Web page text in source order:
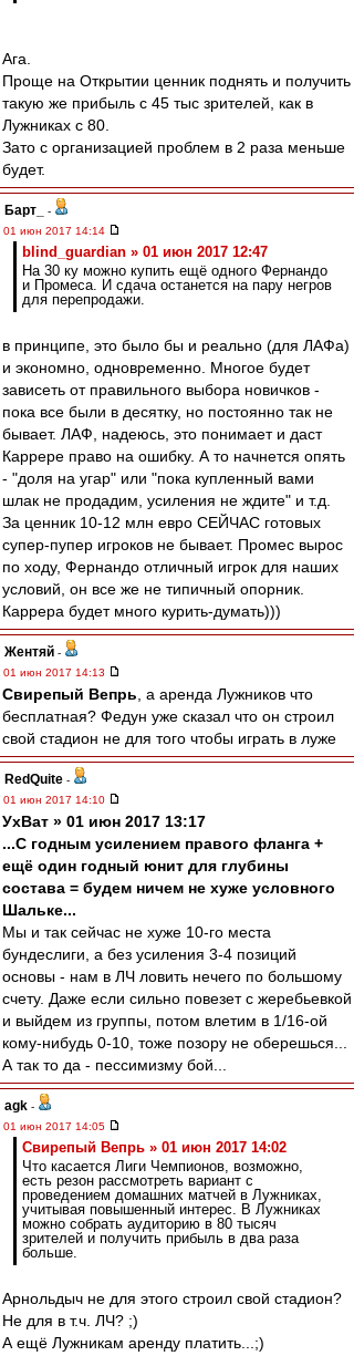
Ага.
Проще на Открытии ценник поднять и получить
такую же прибыль с 45 тыс зрителей, как в
Лужниках с 80.
Зато с организацией проблем в 2 раза меньше
будет.
Барт_
-
01 июн 2017 14:14
blind_guardian » 01 июн 2017 12:47
На 30 ку можно купить ещё одного Фернандо
и Промеса. И сдача останется на пару негров
для перепродажи.
в принципе, это было бы и реально (для ЛАФа)
и экономно, одновременно. Многое будет
зависеть от правильного выбора новичков -
пока все были в десятку, но постоянно так не
бывает. ЛАФ, надеюсь, это понимает и даст
Каррере право на ошибку. А то начнется опять
- "доля на угар" или "пока купленный вами
шлак не продадим, усиления не ждите" и т.д.
За ценник 10-12 млн евро СЕЙЧАС готовых
супер-пупер игроков не бывает. Промес вырос
по ходу, Фернандо отличный игрок для наших
условий, он все же не типичный опорник.
Каррера будет много курить-думать)))
Жентяй -
01 июн 2017 14:13
Свирепый Вепрь , а аренда Лужников что
бесплатная? Федун уже сказал что он строил
свой стадион не для того чтобы играть в луже
RedQuite -
01 июн 2017 14:10
УхВат » 01 июн 2017 13:17
...С годным усилением правого фланга +
ещё один годный юнит для глубины
состава = будем ничем не хуже условного
Шальке...
Мы и так сейчас не хуже 10-го места
бундеслиги, а без усиления 3-4 позиций
основы - нам в ЛЧ ловить нечего по большому
счету. Даже если сильно повезет с жеребьевкой
и выйдем из группы, потом влетим в 1/16-ой
кому-нибудь 0-10, тоже позору не оберешься...
А так то да - пессимизму бой...
agk -
01 июн 2017 14:05
Свирепый Вепрь » 01 июн 2017 14:02
Что касается Лиги Чемпионов, возможно,
есть резон рассмотреть вариант с
проведением домашних матчей в Лужниках,
учитывая повышенный интерес. В Лужниках
можно собрать аудиторию в 80 тысяч
зрителей и получить прибыль в два раза
больше.
Арнольдыч не для этого строил свой стадион?
Не для в т.ч. ЛЧ? ;)
А ещё Лужникам аренду платить...;)